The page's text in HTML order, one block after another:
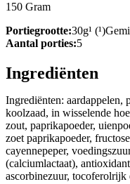
150 Gram
Portiegrootte:30g¹
Aantal porties:5
Ingrediënten
Ingrediënten: aardappelen,
koolzaad, in wisselende
zout, paprikapoeder,
zoet paprikapoeder,
cayennepeper,
(calciumlactaat),
ascorbinezuur, tocoferolrijk